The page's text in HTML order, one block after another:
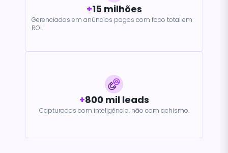
+15 milhões
Gerenciados em anúncios pagos com foco total em
ROI.
+800 mil leads
Capturados com inteligência, não com achismo.